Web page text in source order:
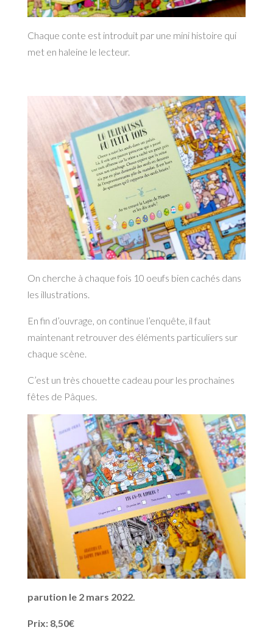
Chaque conte est introduit par une mini histoire qui
met en haleine le lecteur.
On cherche à chaque fois 10 oeufs bien cachés dans
les illustrations.
En fin d’ouvrage, on continue l’enquête, il faut
maintenant retrouver des éléments particuliers sur
chaque scène.
C’est un très chouette cadeau pour les prochaines
fêtes de Pâques.
parution le 2 mars 2022.
Prix: 8,50€